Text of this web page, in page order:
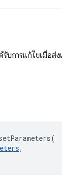
บการแก้ไขเมื่อส่
(
,